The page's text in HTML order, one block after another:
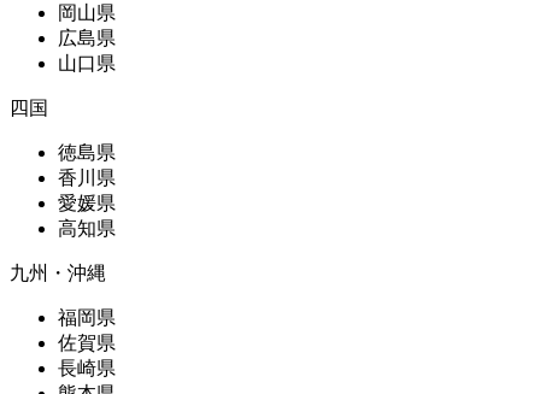
岡山県
広島県
山口県
四国
徳島県
香川県
愛媛県
高知県
九州・沖縄
福岡県
佐賀県
長崎県